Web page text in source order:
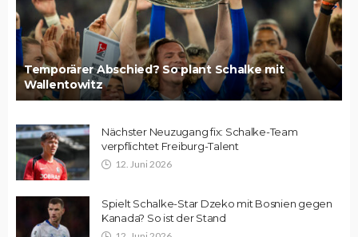
Temporärer Abschied? So plant Schalke mit
Wallentowitz
Nächster Neuzugang fix: Schalke-Team
verpflichtet Freiburg-Talent
12. Juni 2026
Spielt Schalke-Star Dzeko mit Bosnien gegen
Kanada? So ist der Stand